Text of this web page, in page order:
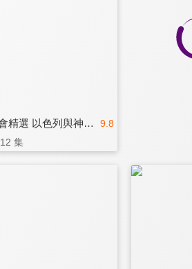
9.8
特會精選 以色列與神的計畫
集